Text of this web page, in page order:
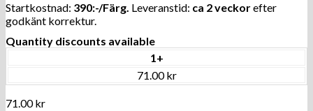
Startkostnad: 390:-/Färg. Leveranstid: ca 2 veckorefter
godkänt korrektur.
Quantity discounts available
1+
71.00 kr
71.00kr